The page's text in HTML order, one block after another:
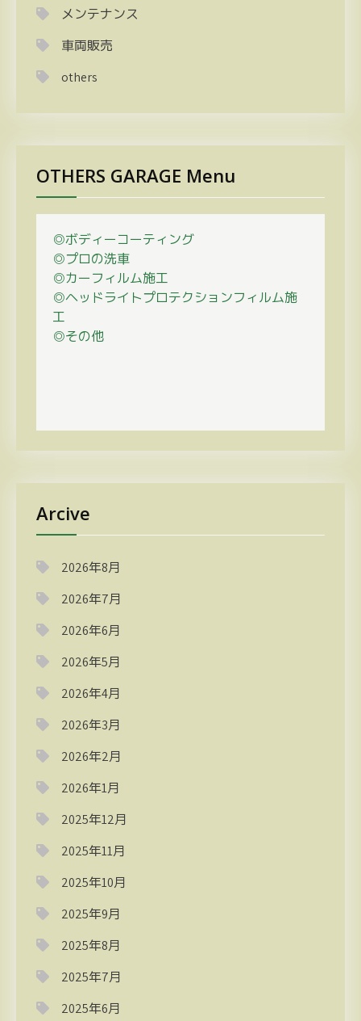
メンテナンス
車両販売
others
OTHERS GARAGE Menu
◎ボディーコーティング
◎プロの洗車
◎カーフィルム施工
◎ヘッドライトプロテクションフィルム施
工
◎その他
Arcive
2026年8月
2026年7月
2026年6月
2026年5月
2026年4月
2026年3月
2026年2月
2026年1月
2025年12月
2025年11月
2025年10月
2025年9月
2025年8月
2025年7月
2025年6月